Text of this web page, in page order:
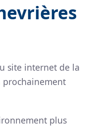
site internet de la
prochainement
plus